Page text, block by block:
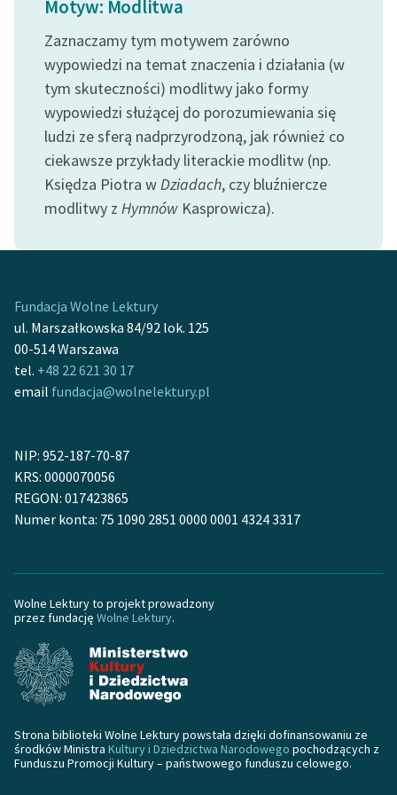
Ręce pełne poezji
Kolekcje edukacyjne
twórców przechodzących
do domeny publicznej,
lektur szkolnych oraz
Starego Testamentu
Odkurzamy bohaterów
Szkoła Poezji Wolnych
Kontakt
O projekcie
Zespół
Wolnych Lektur
Logotypy
Materiały promocyjne
Regulamin biblioteki
sprawozdania finansowe
Regulamin darowizn
wrażliwych
Motyw: Modlitwa
Zaznaczamy tym motywem zarówno
wypowiedzi na temat znaczenia i działania (w
tym skuteczności) modlitwy jako formy
wypowiedzi służącej do porozumiewania się
ludzi ze sferą nadprzyrodzoną, jak również co
ciekawsze przykłady literackie modlitw (np.
Księdza Piotra wDziadach, czy bluźniercze
modlitwy z Hymnów Kasprowicza).
Fundacja Wolne Lektury
ul. Marszałkowska 84/92 lok. 125
00-514 Warszawa
tel. +48 22 621 30 17
email fundacja@wolnelektury.pl
NIP: 952-187-70-87
KRS: 0000070056
REGON: 017423865
Numer konta: 75 1090 2851 0000 0001 4324 3317
Wolne Lektury to projekt prowadzony
przez fundację Wolne Lektury.
Strona biblioteki Wolne Lektury powstała dzięki dofinansowaniu ze
środków Ministra Kultury i Dziedzictwa Narodowego pochodzących z
Funduszu Promocji Kultury – państwowego funduszu celowego.